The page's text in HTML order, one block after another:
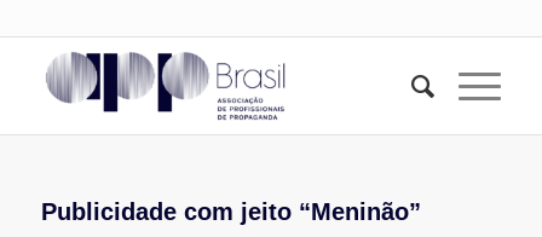
Publicidade com jeito “Meninão”